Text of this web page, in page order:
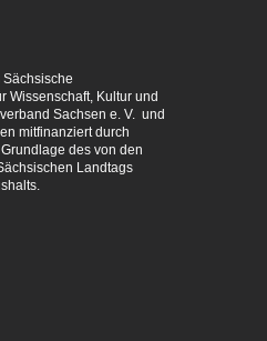
Wissenschaft, Kultur und
Sachsen e. V. und
mitfinanziert durch
des von den
Landtags